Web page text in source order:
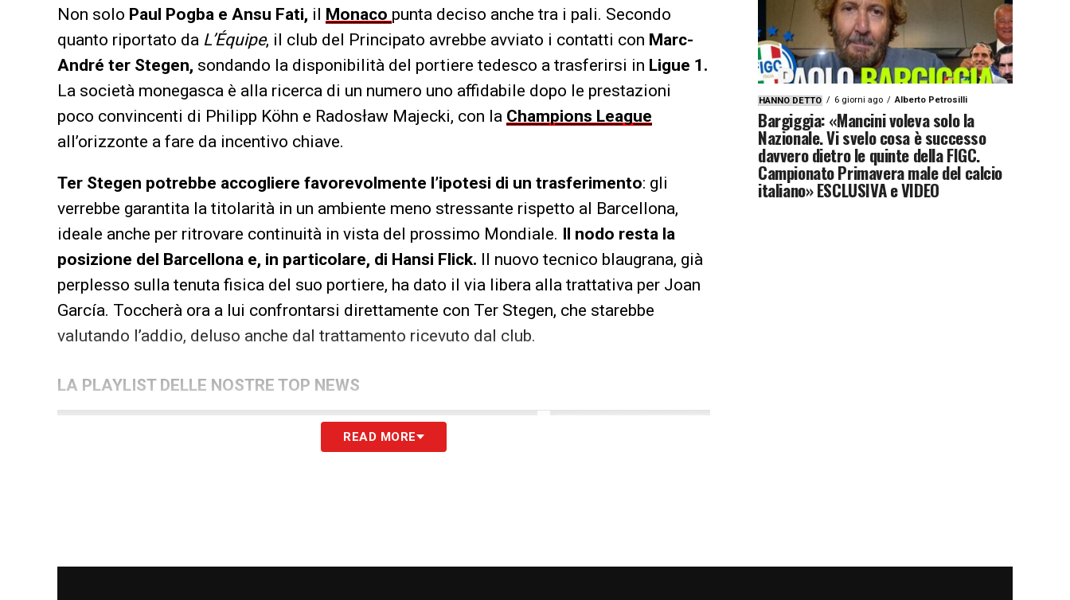
Non solo Paul Pogba e Ansu Fati, il Monaco punta deciso anche tra i pali. Secondo
quanto riportato da L’Équipe, il club del Principato avrebbe avviato i contatti con Marc-
André ter Stegen, sondando la disponibilità del portiere tedesco a trasferirsi in Ligue 1.
La società monegasca è alla ricerca di un numero uno affidabile dopo le prestazioni
poco convincenti di Philipp Köhn e Radosław Majecki, con la Champions League
all’orizzonte a fare da incentivo chiave.
Ter Stegen potrebbe accogliere favorevolmente l’ipotesi di un trasferimento: gli
verrebbe garantita la titolarità in un ambiente meno stressante rispetto al Barcellona,
ideale anche per ritrovare continuità in vista del prossimo Mondiale. Il nodo resta la
posizione del Barcellona e, in particolare, di Hansi Flick. Il nuovo tecnico blaugrana, già
perplesso sulla tenuta fisica del suo portiere, ha dato il via libera alla trattativa per Joan
García. Toccherà ora a lui confrontarsi direttamente con Ter Stegen, che starebbe
valutando l’addio, deluso anche dal trattamento ricevuto dal club.
LA PLAYLIST DELLE NOSTRE TOP NEWS
READ MORE
HANNO DETTO 6 giorni ago Alberto Petrosilli
Bargiggia: «Mancini voleva solo la
Nazionale. Vi svelo cosa è successo
davvero dietro le quinte della FIGC.
Campionato Primavera male del calcio
italiano» ESCLUSIVA e VIDEO